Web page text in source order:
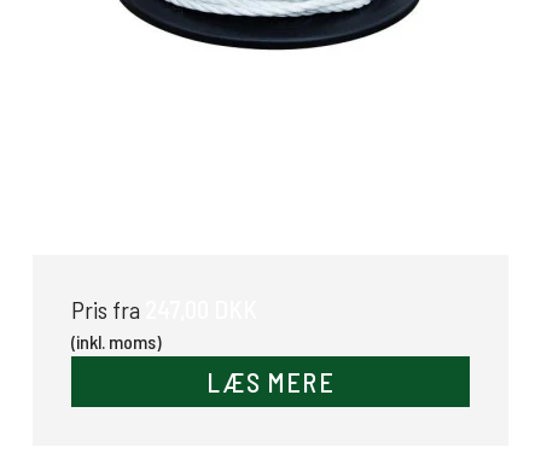
Pris fra
(inkl. moms)
LÆS MERE